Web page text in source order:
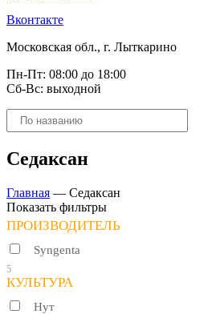
Вконтакте
Московская обл., г. Лыткарино
Пн-Пт: 08:00 до 18:00
Сб-Вс: выходной
Поиск
товаров
Седаксан
Главная — Седаксан
Показать фильтры
ПРОИЗВОДИТЕЛЬ
Syngenta
5
КУЛЬТУРА
Нут